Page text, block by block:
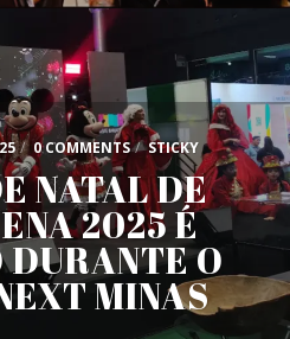
/ 0 COMMENTS / STICKY
NATAL DE
2025 É
O
MINAS